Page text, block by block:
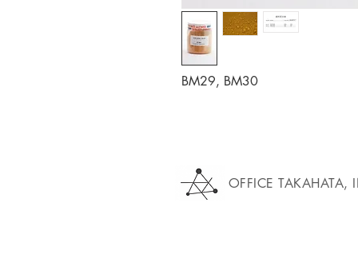
BM29, BM30
OFFICE TAKAHATA,